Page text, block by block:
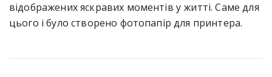
відображених яскравих моментів у житті. Саме для
цього і було створено фотопапір для принтера.